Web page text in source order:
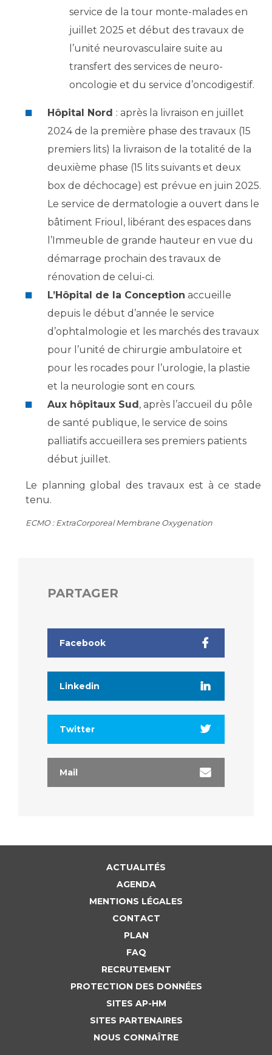
service de la tour monte-malades en
juillet 2025 et début des travaux de
l’unité neurovasculaire suite au
transfert des services de neuro-
oncologie et du service d’oncodigestif.
Hôpital Nord : après la livraison en juillet
2024 de la première phase des travaux (15
premiers lits) la livraison de la totalité de la
deuxième phase (15 lits suivants et deux
box de déchocage) est prévue en juin 2025.
Le service de dermatologie a ouvert dans le
bâtiment Frioul, libérant des espaces dans
l’Immeuble de grande hauteur en vue du
démarrage prochain des travaux de
rénovation de celui-ci.
L’Hôpital de la Conception accueille
depuis le début d’année le service
d’ophtalmologie et les marchés des travaux
pour l’unité de chirurgie ambulatoire et
pour les rocades pour l’urologie, la plastie
et la neurologie sont en cours.
Aux hôpitaux Sud, après l’accueil du pôle
de santé publique, le service de soins
palliatifs accueillera ses premiers patients
début juillet.
Le planning global des travaux est à ce stade
tenu.
ECMO : ExtraCorporeal Membrane Oxygenation
PARTAGER
Facebook
Linkedin
Twitter
Mail
ACTUALITÉS
AGENDA
MENTIONS LÉGALES
CONTACT
PLAN
FAQ
RECRUTEMENT
PROTECTION DES DONNÉES
SITES AP-HM
SITES PARTENAIRES
NOUS CONNAÎTRE